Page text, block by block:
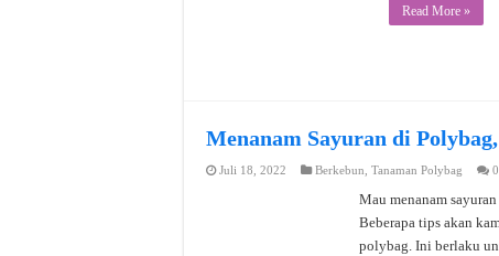
Read More »
Menanam Sayuran di
Juli 18, 2022 Berkebun Tanaman Polybag 0
Mau menanam
Beberapa tips akan
polybag. Ini berlaku